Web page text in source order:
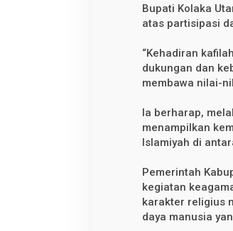
Bupati Kolaka
atas partisipasi
“Kehadiran
dukungan dan
membawa nilai-
Ia berharap,
menampilkan
Islamiyah di
Pemerintah
kegiatan
karakter religius
daya manusia